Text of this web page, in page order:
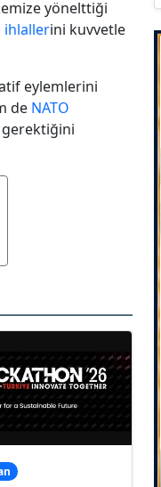
yönelttiği
ihlallerini kuvvetle
eylemlerini
de NATO
gerektiğini